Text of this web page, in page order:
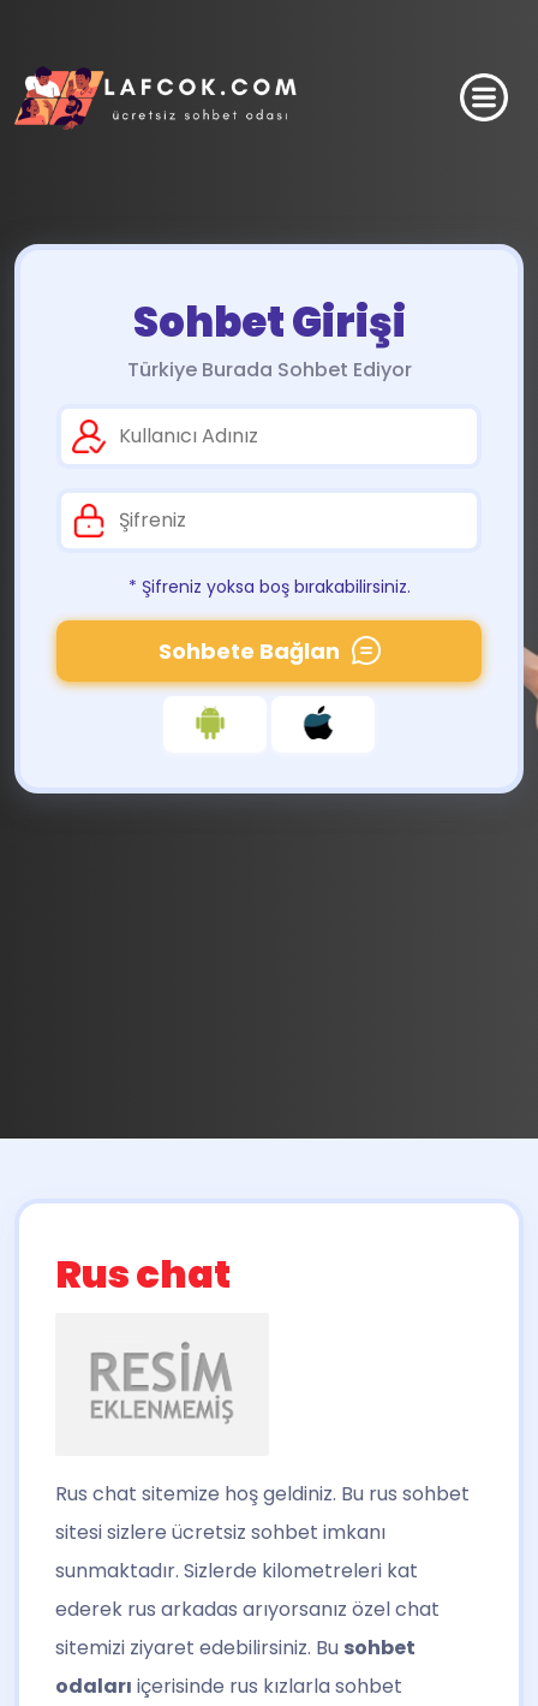
Sohbet Girişi
Türkiye Burada Sohbet Ediyor
* Şifreniz yoksa boş bırakabilirsiniz.
Sohbete Bağlan
Rus chat
Rus chat sitemize hoş geldiniz. Bu rus sohbet
sitesi sizlere ücretsiz sohbet imkanı
sunmaktadır. Sizlerde kilometreleri kat
ederek rus arkadas arıyorsanız özel chat
sitemizi ziyaret edebilirsiniz. Bu sohbet
odaları içerisinde rus kızlarla sohbet